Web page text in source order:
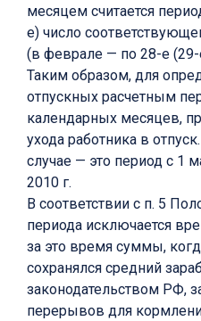
месяцем считается
е) число
(в феврале — по 28-е
Таким образом, для
отпускных расчетным
календарных месяцев,
ухода работника в
случае — это период с 1
2010 г.
В соответствии с п. 5
периода исключается
за это время суммы,
сохранялся средний
законодательством РФ,
перерывов для